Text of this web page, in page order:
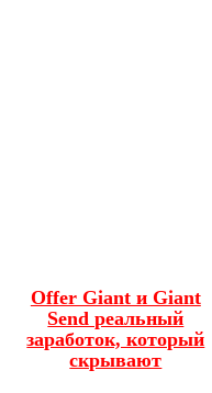
Offer Giant и Giant
Send реальный
заработок, который
скрывают